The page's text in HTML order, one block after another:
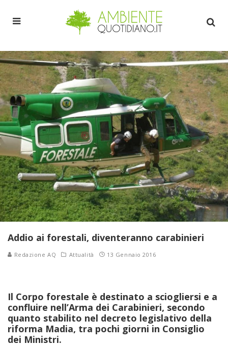
Addio ai forestali, diventeranno carabinieri
Redazione AQ Attualità 13 Gennaio 2016
Il Corpo forestale è destinato a sciogliersi e a
confluire nell’Arma dei Carabinieri, secondo
quanto stabilito nel decreto legislativo della
riforma Madia, tra pochi giorni in Consiglio
dei Ministri.